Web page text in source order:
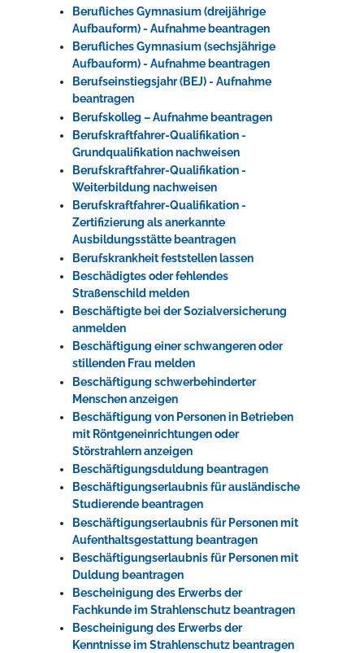
Berufliches Gymnasium (dreijährige
Aufbauform) - Aufnahme beantragen
Berufliches Gymnasium (sechsjährige
Aufbauform) - Aufnahme beantragen
Berufseinstiegsjahr (BEJ) - Aufnahme
beantragen
Berufskolleg – Aufnahme beantragen
Berufskraftfahrer-Qualifikation -
Grundqualifikation nachweisen
Berufskraftfahrer-Qualifikation -
Weiterbildung nachweisen
Berufskraftfahrer-Qualifikation -
Zertifizierung als anerkannte
Ausbildungsstätte beantragen
Berufskrankheit feststellen lassen
Beschädigtes oder fehlendes
Straßenschild melden
Beschäftigte bei der Sozialversicherung
anmelden
Beschäftigung einer schwangeren oder
stillenden Frau melden
Beschäftigung schwerbehinderter
Menschen anzeigen
Beschäftigung von Personen in Betrieben
mit Röntgeneinrichtungen oder
Störstrahlern anzeigen
Beschäftigungsduldung beantragen
Beschäftigungserlaubnis für ausländische
Studierende beantragen
Beschäftigungserlaubnis für Personen mit
Aufenthaltsgestattung beantragen
Beschäftigungserlaubnis für Personen mit
Duldung beantragen
Bescheinigung des Erwerbs der
Fachkunde im Strahlenschutz beantragen
Bescheinigung des Erwerbs der
Kenntnisse im Strahlenschutz beantragen